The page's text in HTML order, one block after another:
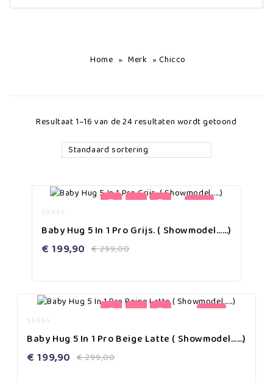
Home » Merk »Chicco
Resultaat 1–16 van de 24 resultaten wordt getoond
Standaard sortering
-33%
out
5
Baby Hug 5 In 1 Pro Grijs. ( Showmodel……)
€299,00
€ 199,90
-33%
out
5
Baby Hug 5 In 1 Pro Beige Latte ( Showmodel……)
€299,00
€ 199,90